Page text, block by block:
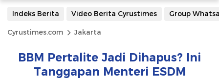
Indeks Berita Video Berita Cyrustimes Group
Cyrustimes.com Jakarta
BBM Pertalite Jadi Dihapus? Ini
Tanggapan Menteri ESDM